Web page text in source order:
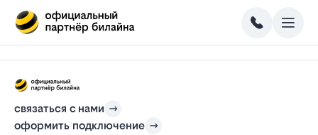
связаться с нами
оформить подключение